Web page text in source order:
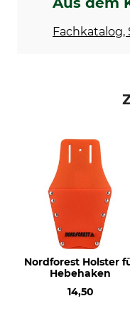
Fachkatalog,
Nordforest Holster
Hebehaken
14,50